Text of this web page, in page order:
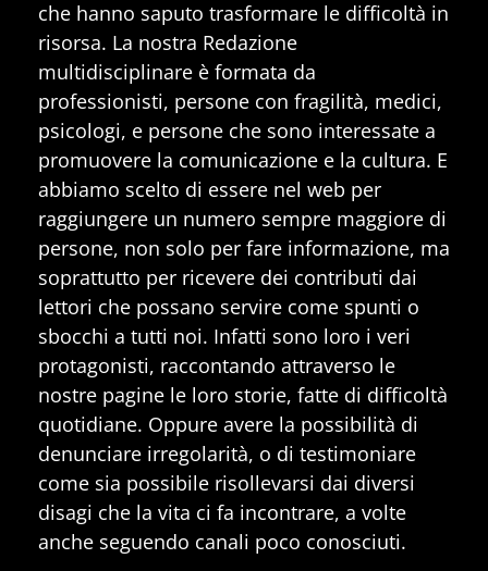
che hanno saputo trasformare le difficoltà in
risorsa. La nostra Redazione
multidisciplinare è formata da
professionisti, persone con fragilità, medici,
psicologi, e persone che sono interessate a
promuovere la comunicazione e la cultura. E
abbiamo scelto di essere nel web per
raggiungere un numero sempre maggiore di
persone, non solo per fare informazione, ma
soprattutto per ricevere dei contributi dai
lettori che possano servire come spunti o
sbocchi a tutti noi. Infatti sono loro i veri
protagonisti, raccontando attraverso le
nostre pagine le loro storie, fatte di difficoltà
quotidiane. Oppure avere la possibilità di
denunciare irregolarità, o di testimoniare
come sia possibile risollevarsi dai diversi
disagi che la vita ci fa incontrare, a volte
anche seguendo canali poco conosciuti.